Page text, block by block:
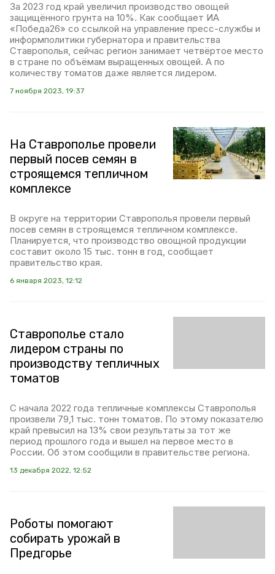
За 2023 год край увеличил производство овощей
защищённого грунта на 10%. Как сообщает ИА
«Победа26» со ссылкой на управление пресс-службы и
информполитики губернатора и правительства
Ставрополья, сейчас регион занимает четвёртое место
в стране по объёмам выращенных овощей. А по
количеству томатов даже является лидером.
7 ноября 2023, 19:37
На Ставрополье провели
первый посев семян в
строящемся тепличном
комплексе
В округе на территории Ставрополья провели первый
посев семян в строящемся тепличном комплексе.
Планируется, что производство овощной продукции
составит около 15 тыс. тонн в год, сообщает
правительство края.
6 января 2023, 12:12
Ставрополье стало
лидером страны по
производству тепличных
томатов
С начала 2022 года тепличные комплексы Ставрополья
произвели 79,1 тыс. тонн томатов. По этому показателю
край превысил на 13% свои результаты за тот же
период прошлого года и вышел на первое место в
России. Об этом сообщили в правительстве региона.
13 декабря 2022, 12:52
Роботы помогают
собирать урожай в
Предгорье